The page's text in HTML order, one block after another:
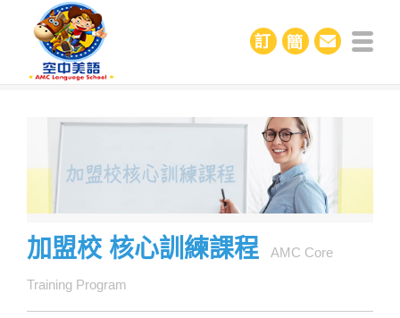
加盟校 核心訓練課程 AMC Core
Training Program